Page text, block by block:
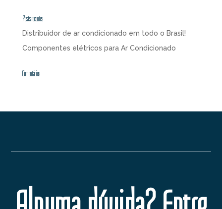
Posts recentes
Distribuidor de ar condicionado em todo o Brasil!
Componentes elétricos para Ar Condicionado
Comentários